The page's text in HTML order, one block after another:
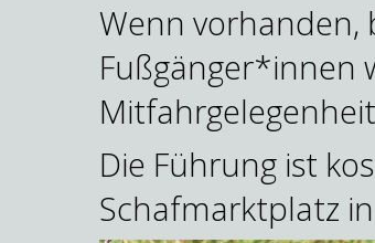
Wenn vorhanden,
Fußgänger*innen
Die Führung ist
Schafmarktplatz